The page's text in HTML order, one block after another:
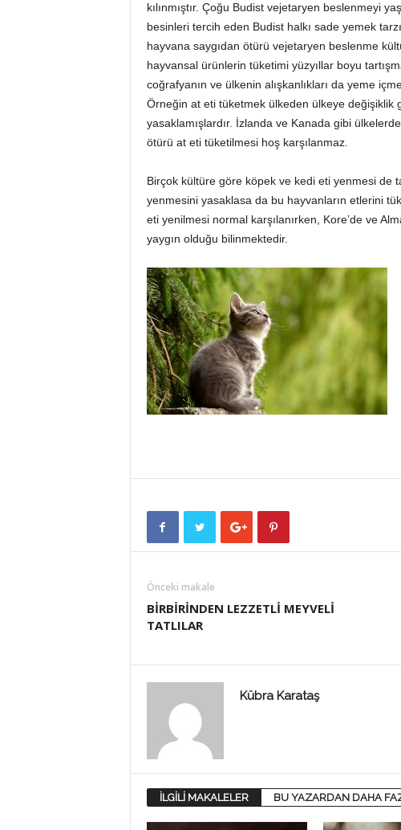
kılınmıştır. Çoğu Budist vejetaryen beslenmeyi
besinleri tercih eden Budist halkı sade yemek
hayvana saygıdan ötürü vejetaryen beslenme
hayvansal ürünlerin tüketimi yüzyıllar boyu
coğrafyanın ve ülkenin alışkanlıkları da yeme
Örneğin at eti tüketmek ülkeden ülkeye değişiklik
yasaklamışlardır. İzlanda ve Kanada gibi
ötürü at eti tüketilmesi hoş karşılanmaz.
Birçok kültüre göre köpek ve kedi eti yenmesi de
yenmesini yasaklasa da bu hayvanların etlerini
eti yenilmesi normal karşılanırken, Kore’de ve
yaygın olduğu bilinmektedir.
Önceki makale
BİRBİRİNDEN LEZZETLİ MEYVELİ
TATLILAR
Kübra Karataş
İLGİLİ MAKALELER BU YAZARDAN DAHA